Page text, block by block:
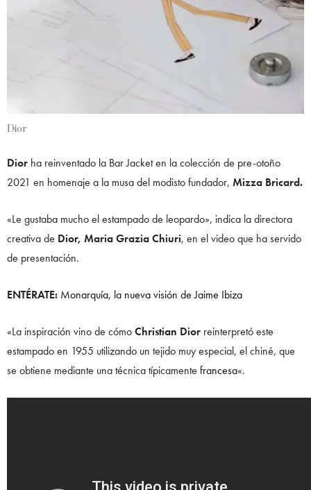
Dior
Dior ha reinventado la Bar Jacket en la colección de pre-otoño
2021 en homenaje a la musa del modisto fundador, Mizza Bricard.
«Le gustaba mucho el estampado de leopardo», indica la directora
creativa de Dior, Maria Grazia Chiuri, en el video que ha servido
de presentación.
ENTÉRATE: Monarquía, la nueva visión de Jaime Ibiza
«La inspiración vino de cómoChristian Dior reinterpretó este
estampado en 1955 utilizando un tejido muy especial, el chiné, que
se obtiene mediante una técnica típicamente francesa«.